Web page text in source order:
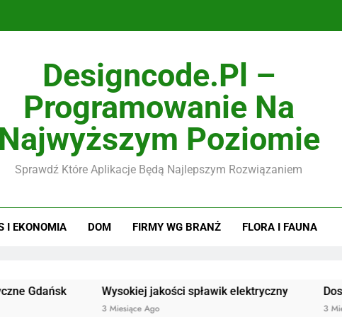
Designcode.pl –
Programowanie Na
Najwyższym Poziomie
Sprawdź Które Aplikacje Będą Najlepszym Rozwiązaniem
I EKONOMIA DOM FIRMY WG BRANŻ FLORA I FAUNA
Wysokiej jakości spławik elektryczny
3 Miesiące Ago
Doskonałej
3 Miesiące Ago